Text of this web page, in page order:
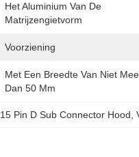
Het Aluminium Van De
Matrijzengietvorm
Voorziening
Met Een Breedte Van Niet
Dan 50 Mm
15 Pin D Sub Connector Hood ,